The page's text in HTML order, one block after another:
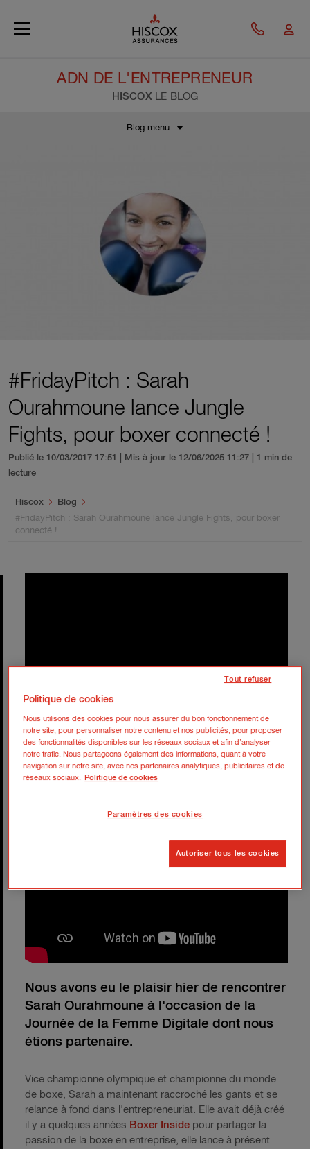
ADN DE L'ENTREPRENEUR
HISCOX LE BLOG
Blog menu
#FridayPitch : Sarah
Ourahmoune lance Jungle
Fights, pour boxer connecté !
Publié le 10/03/2017 17:51 | Mis à jour le 12/06/2025 11:27
| 1 min de
lecture
You are here:
Hiscox
Blog
#FridayPitch : Sarah Ourahmoune lance Jungle Fights, pour boxer
connecté !
Nous avons eu le plaisir hier de rencontrer
Sarah Ourahmoune à l'occasion de la
Journée de la Femme Digitale dont nous
étions partenaire.
Vice championne olympique et championne du monde
de boxe, Sarah a maintenant raccroché les gants et se
relance à fond dans l'entrepreneuriat. Elle avait déjà créé
il y a quelques années Boxer Inside pour partager la
passion de la boxe en entreprise, elle lance à présent
Politique de cookies
Nous utilisons des cookies pour nous assurer du bon fonctionnement de
notre site, pour personnaliser notre contenu et nos publicités, pour proposer
des fonctionnalités disponibles sur les réseaux sociaux et afin d’analyser
notre trafic. Nous partageons également des informations, quant à votre
navigation sur notre site, avec nos partenaires analytiques, publicitaires et de
réseaux sociaux. Politique de cookies
Paramètres des cookies
Tout refuser
Autoriser tous les cookies